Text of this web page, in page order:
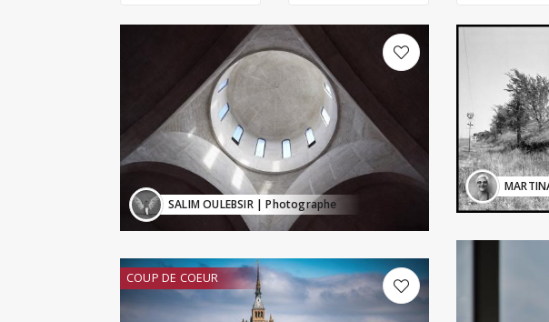
SALIM OULEBSIR| Photographe
COUP DE COEUR